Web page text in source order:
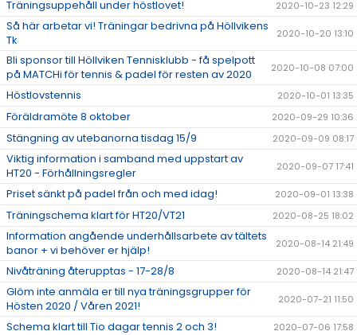
Träningsuppehåll under höstlovet! 2020-10-23 12:29
Så här arbetar vi! Träningar bedrivna på Höllvikens
Tk
2020-10-20 13:10
Bli sponsor till Höllviken Tennisklubb - få spelpott
på MATCHi för tennis & padel för resten av 2020
2020-10-08 07:00
Höstlovstennis 2020-10-01 13:35
Föräldramöte 8 oktober 2020-09-29 10:36
Stängning av utebanorna tisdag 15/9 2020-09-09 08:17
Viktig information i samband med uppstart av
HT20 - Förhållningsregler
2020-09-07 17:41
Priset sänkt på padel från och med idag! 2020-09-01 13:38
Träningschema klart för HT20/VT21 2020-08-25 18:02
Information angående underhållsarbete av tältets
banor + vi behöver er hjälp!
2020-08-14 21:49
Nivåträning återupptas - 17-28/8 2020-08-14 21:47
Glöm inte anmäla er till nya träningsgrupper för
Hösten 2020 / Våren 2021!
2020-07-21 11:50
Schema klart till Tio dagar tennis 2 och 3! 2020-07-06 17:58